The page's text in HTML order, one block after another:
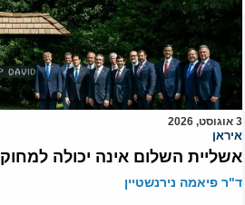
3 אוגוסט, 2026
איראן
אשליית השלום אינה יכולה
ד"ר פיאמה נירנשטיין